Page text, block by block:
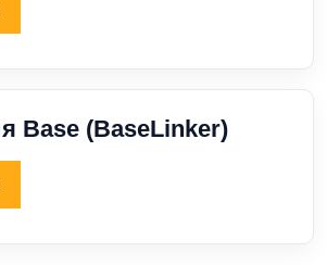
Base (BaseLinker)